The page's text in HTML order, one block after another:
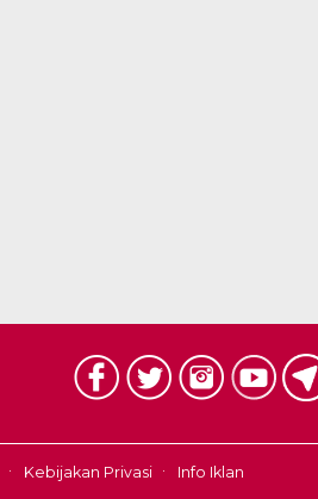
Kebijakan Privasi
Info Iklan